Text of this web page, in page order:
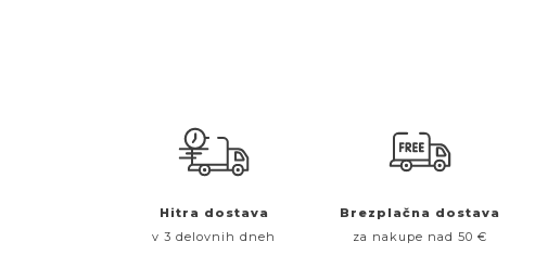
Hitra dostava
v 3 delovnih dneh
Brezplačna dostava
za nakupe nad 50 €